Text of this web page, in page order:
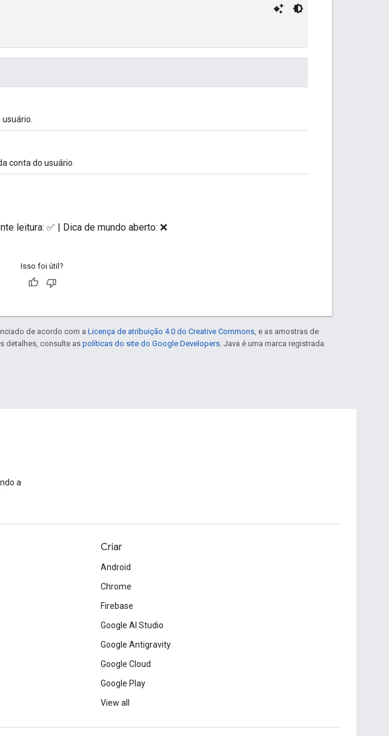
conta do usuário.
leitura: ✅ | Dica de mundo aberto: ❌
Isso foi útil?
de acordo com a Licença de atribuição 4.0 do Creative Commons , e as amostras de
detalhes, consulte aspolíticas do site do Google Developers . Java é uma marca registrada
a
Criar
Android
Chrome
Firebase
Google AI Studio
Google Antigravity
Google Cloud
Google Play
View all